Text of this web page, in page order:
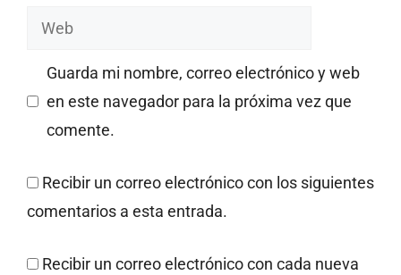
Web
Guarda mi nombre, correo electrónico y web
en este navegador para la próxima vez que
comente.
Recibir un correo electrónico con los siguientes
comentarios a esta entrada.
Recibir un correo electrónico con cada nueva